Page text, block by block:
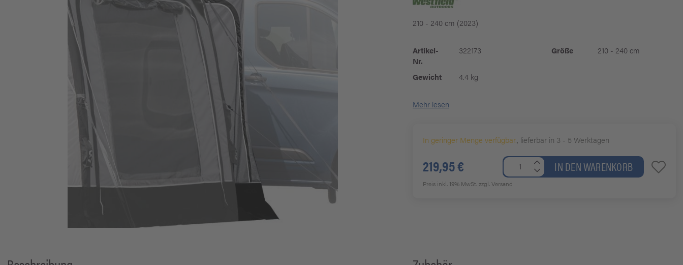
210 - 240 cm (2023)
Artikel-
Nr.
322173 Größe 210 - 240 cm
Gewicht 4.4 kg
Mehr lesen
In geringer Menge verfügbar., lieferbar in 3 - 5 Werktagen
219,95 € IN DEN WARENKORB
Preis inkl. 19% MwSt.zzgl. Versand